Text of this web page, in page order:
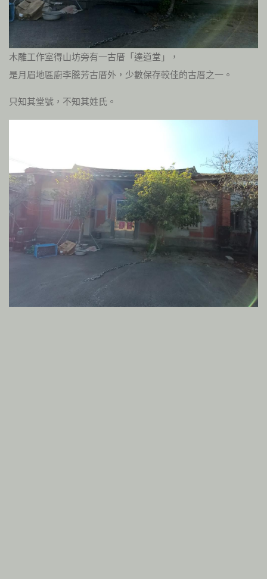
木雕工作室得山坊旁有一古厝「達道堂」，
是月眉地區廚李騰芳古厝外，少數保存較佳的古厝之一。
只知其堂號，不知其姓氏。